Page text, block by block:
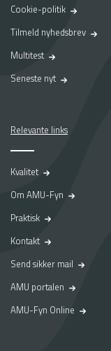
Cookie-politik
Tilmeld nyhedsbrev
Multitest
Seneste nyt
Relevante links
Kvalitet
Om AMU-Fyn
Praktisk
Kontakt
Send sikker mail
AMU portalen
AMU-Fyn Online